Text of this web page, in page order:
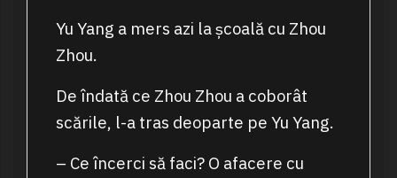
Yu Yang a mers azi la școală cu Zhou
Zhou.
De îndată ce Zhou Zhou a coborât
scările, l-a tras deoparte pe Yu Yang.
– Ce încerci să faci? O afacere cu